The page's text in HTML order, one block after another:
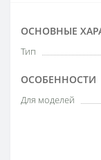
ОСНОВНЫЕ
Тип
ОСОБЕННОСТИ
Для моделей